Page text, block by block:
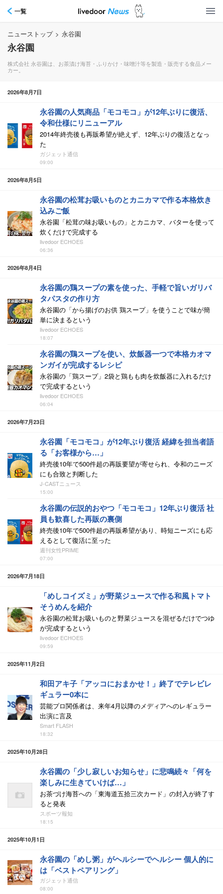
一覧
ニューストップ > 永谷園
永谷園
株式会社 永谷園は、お茶漬け海苔・ふりかけ・味噌汁等を製造・販売する食品メー
カー。
2026年8月7日
永谷園の人気商品「モコモコ」が12年ぶりに復活、
令和仕様にリニューアル
2014年終売後も再販希望が絶えず、12年ぶりの復活となっ
た
ガジェット通信
09:00
2026年8月5日
永谷園の松茸お吸いものとカニカマで作る本格炊き
込みご飯
永谷園「松茸の味お吸いもの」とカニカマ、バターを使って
炊くだけで完成する
livedoor ECHOES
06:36
2026年8月4日
永谷園の鶏スープの素を使った、手軽で旨いガリバ
タパスタの作り方
永谷園の「から揚げのお供 鶏スープ」を使うことで味が簡
単に決まるという
livedoor ECHOES
18:07
永谷園の鶏スープを使い、炊飯器一つで本格カオマ
ンガイが完成するレシピ
永谷園の「鶏スープ」2袋と鶏もも肉を炊飯器に入れるだけ
で完成するという
livedoor ECHOES
06:04
2026年7月23日
永谷園「モコモコ」が12年ぶり復活 経緯を担当者語
る「お客様から…」
終売後10年で500件超の再販要望が寄せられ、令和のニーズ
にも合致と判断した
J-CASTニュース
15:00
永谷園の伝説的おやつ「モコモコ」12年ぶり復活 社
員も歓喜した再販の裏側
終売後10年で500件超の再販希望があり、時短ニーズにも応
えるとして復活に至った
週刊女性PRIME
07:00
2026年7月18日
「めしコイズミ」が野菜ジュースで作る和風トマト
そうめんを紹介
永谷園の松茸お吸いものと野菜ジュースを混ぜるだけでつゆ
が完成するという
livedoor ECHOES
09:59
2025年11月2日
和田アキ子「アッコにおまかせ！」終了でテレビレ
ギュラー0本に
芸能プロ関係者は、来年4月以降のメディアへのレギュラー
出演に言及
Smart FLASH
18:32
2025年10月28日
永谷園の「少し寂しいお知らせ」に悲鳴続々「何を
楽しみに生きていけば…」
お茶づけ海苔への「東海道五拾三次カード」の封入が終了す
ると発表
スポーツ報知
18:15
2025年10月1日
永谷園の「めし粥」がヘルシーでヘルシー 個人的に
は「ベストペアリング」
ガジェット通信
08:00